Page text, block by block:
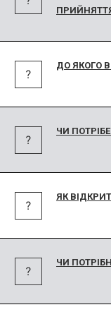
ДО ЯКОГО
ЧИ
ЯК
ЧИ